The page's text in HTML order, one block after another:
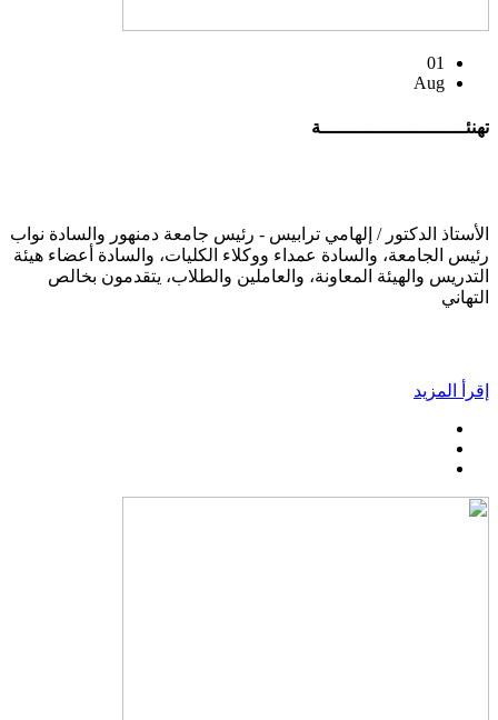
01
Aug
تهنئــــــــــــــــــــــــــة
الأستاذ الدكتور / إلهامي ترابيس - رئيس جامعة دمنهور والسادة نواب
رئيس الجامعة، والسادة عمداء ووكلاء الكليات، والسادة أعضاء هيئة
التدريس والهيئة المعاونة، والعاملين والطلاب، يتقدمون بخالص
التهاني
إقرأ المزيد